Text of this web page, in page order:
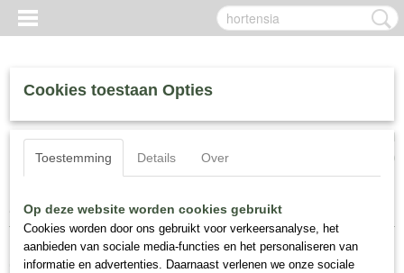
Inloggen Registreren
(0)
Home > Zoeken
Zoekresultaten
Cookies toestaan Opties
Toestemming Details Over
Op deze website worden cookies gebruikt
Cookies worden door ons gebruikt voor verkeersanalyse, het
aanbieden van sociale media-functies en het personaliseren van
informatie en advertenties. Daarnaast verlenen we onze sociale